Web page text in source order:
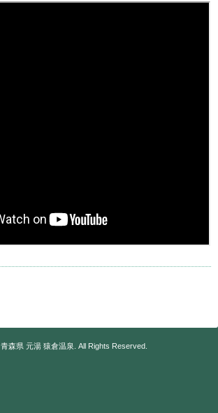
青森県 元湯 猿倉温泉 . All Rights Reserved.